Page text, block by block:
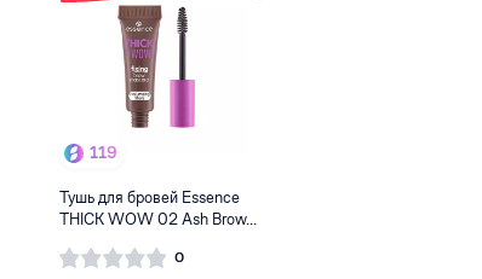
119
Тушь для бровей Essence
THICK WOW 02 Ash Brow...
0